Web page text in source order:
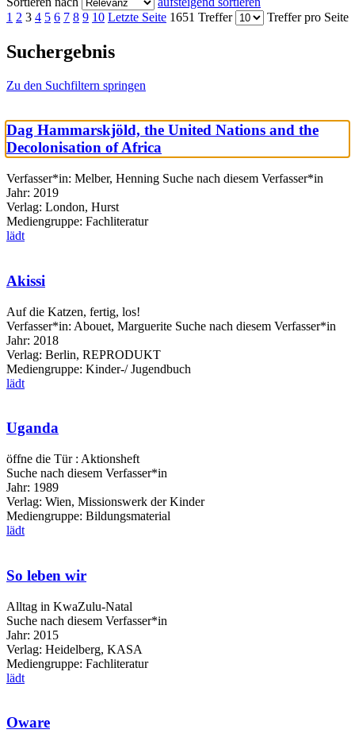
1 2 3 4 5 6 7 8 9 10 Letzte Seite 1651 Treffer Treffer pro Seite
Suchergebnis
Zu den Suchfiltern springen
Dag Hammarskjöld, the United Nations and the
Decolonisation of Africa
Verfasser*in: Melber, Henning Suche nach diesem Verfasser*in
Jahr: 2019
Verlag: London, Hurst
Mediengruppe: Fachliteratur
lädt
Akissi
Auf die Katzen, fertig, los!
Verfasser*in: Abouet, Marguerite Suche nach diesem Verfasser*in
Jahr: 2018
Verlag: Berlin, REPRODUKT
Mediengruppe: Kinder-/ Jugendbuch
lädt
Uganda
öffne die Tür : Aktionsheft
Suche nach diesem Verfasser*in
Jahr: 1989
Verlag: Wien, Missionswerk der Kinder
Mediengruppe: Bildungsmaterial
lädt
So leben wir
Alltag in KwaZulu-Natal
Suche nach diesem Verfasser*in
Jahr: 2015
Verlag: Heidelberg, KASA
Mediengruppe: Fachliteratur
lädt
Oware